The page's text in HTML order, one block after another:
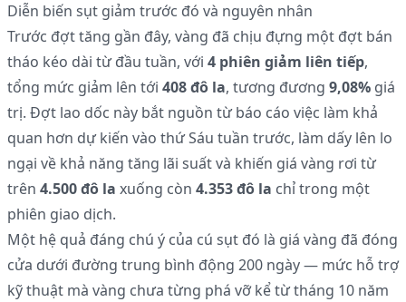
Diễn biến sụt giảm trước đó và nguyên nhân
Trước đợt tăng gần đây, vàng đã chịu đựng một đợt bán
tháo kéo dài từ đầu tuần, với 4 phiên giảm liên tiếp,
tổng mức giảm lên tới 408 đô la, tương đương 9,08% giá
trị. Đợt lao dốc này bắt nguồn từ báo cáo việc làm khả
quan hơn dự kiến vào thứ Sáu tuần trước, làm dấy lên lo
ngại về khả năng tăng lãi suất và khiến giá vàng rơi từ
trên 4.500 đô la xuống còn 4.353 đô la chỉ trong một
phiên giao dịch.
Một hệ quả đáng chú ý của cú sụt đó là giá vàng đã đóng
cửa dưới đường trung bình động 200 ngày — mức hỗ trợ
kỹ thuật mà vàng chưa từng phá vỡ kể từ tháng 10 năm